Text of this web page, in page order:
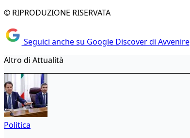
© RIPRODUZIONE RISERVATA
Seguici anche su Google Discover di Avvenire
Altro di Attualità
Politica